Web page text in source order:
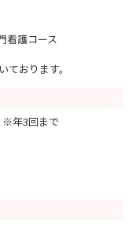
看護コース
おります。
年3回まで